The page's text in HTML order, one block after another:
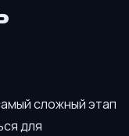
сложный этап
для